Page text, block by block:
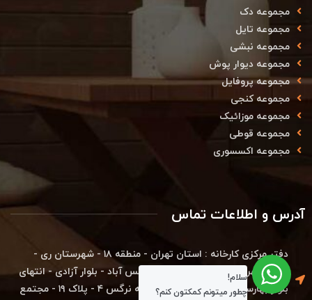
مجموعه دک
مجموعه تایل
مجموعه نبشی
مجموعه دیوار پوش
مجموعه پروفایل
مجموعه کنجی
مجموعه موزائیک
مجموعه قوطی
مجموعه اکسسوری
آدرس و اطلاعات تماس
دفتر مرکزی کارخانه : استان تهران - منطقه ۱۸ - شهرستان ری -
اتوبان تهران قم - شهرک صنعتی شمس آباد - بلوار آزادی - انتهای
بلوار بهارستان - خیابان بوعلی - کوچه نرگس ۴ - پلاک ۱۹ - مجتمع
سلام!
چطور میتونم کمکتون کنم؟